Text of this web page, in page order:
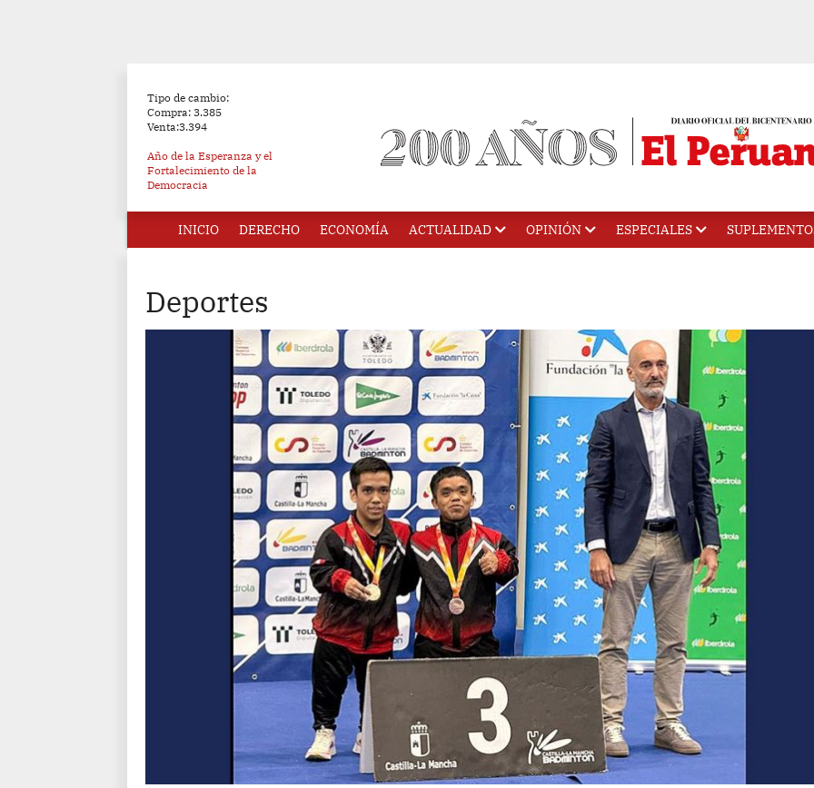
Tipo de cambio:
Compra: 3.385
Venta:3.394
Año de la Esperanza y el
Fortalecimiento de la
Democracia
INICIO DERECHO ECONOMÍA ACTUALIDAD OPINIÓN ESPECIALES
Deportes